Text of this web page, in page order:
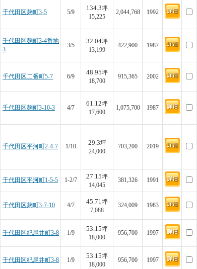
千代田区麹町3-5 5/9
134.3坪
15,225
2,044,768 1992
千代田区麹町3-4番地
3
3/5
32.04坪
13,199
422,900 1987
千代田区二番町5-7 6/9
48.95坪
18,700
915,365 2002
千代田区麹町3-10-3 4/7
61.12坪
17,600
1,075,700 1987
千代田区平河町2-4-7 1/10
29.3坪
24,000
703,200 2019
千代田区平河町1-5-5 1-2/7
27.15坪
14,045
381,326 1991
千代田区麹町3-7-10 4/7
45.71坪
7,088
324,009 1983
千代田区紀尾井町3-8 1/9
53.15坪
18,000
956,700 1997
千代田区紀尾井町3-8 1/9
53.15坪
18,000
956,700 1997